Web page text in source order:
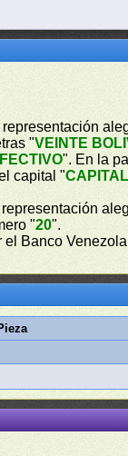
"VEINTE
". En la
capital "
"20".
Banco